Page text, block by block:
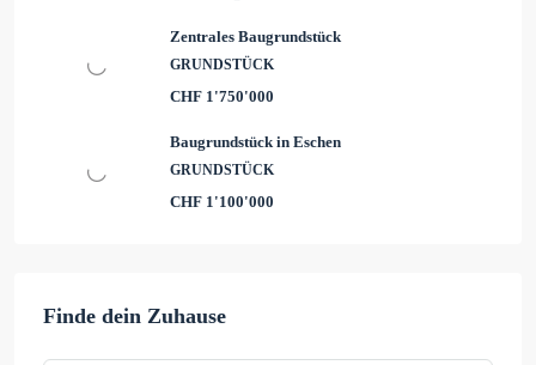
Zentrales Baugrundstück
GRUNDSTÜCK
CHF 1'750'000
Baugrundstück in Eschen
GRUNDSTÜCK
CHF 1'100'000
Finde dein Zuhause